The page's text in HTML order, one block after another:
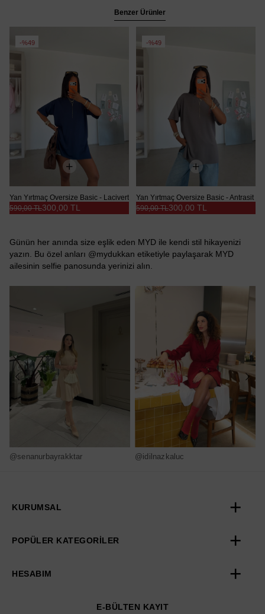
Benzer Ürünler
%49
Yan Yırtmaç Oversize Basic - Lacivert
300,00 TL
590,00 TL
%49
Yan Yırtmaç Oversize Basic - Antrasit
300,00 TL
590,00 TL
Günün her anında size eşlik eden MYD ile kendi stil hikayenizi
yazın. Bu özel anları @mydukkan etiketiyle paylaşarak MYD
ailesinin selfie panosunda yerinizi alın.
@senanurbayrakktar @idilnazkaluc
KURUMSAL
POPÜLER KATEGORİLER
HESABIM
E-BÜLTEN KAYIT